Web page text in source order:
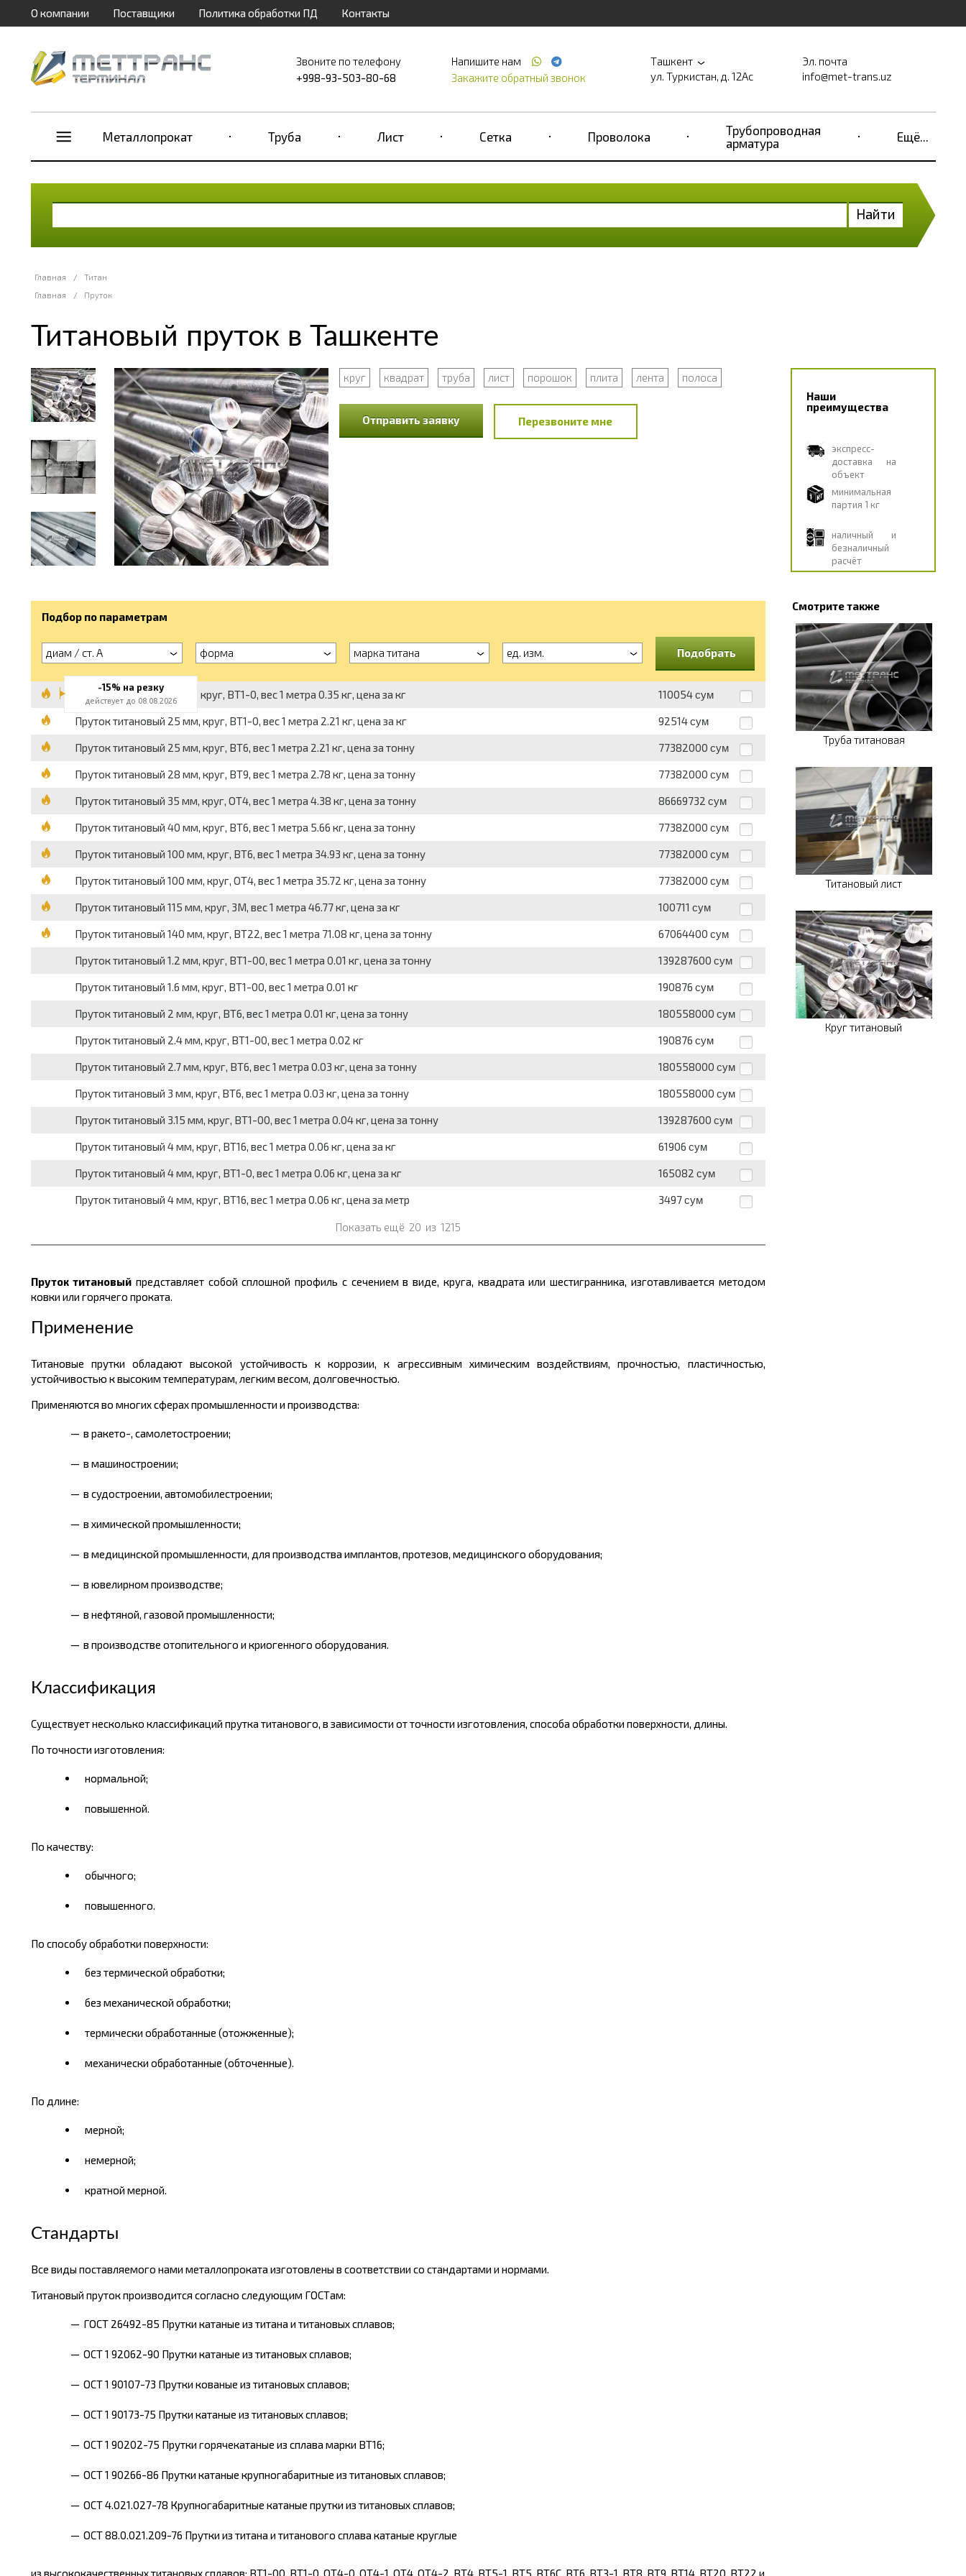
О компании Поставщики Политика обработки ПД Контакты
Звоните по телефону
+998-93-503-80-68
Напишите нам
Закажите обратный звонок
Ташкент
ул. Туркистан, д. 12Ас
Эл. почта
info@met-trans.uz
Металлопрокат Труба Лист Сетка Проволока
Трубопроводная
арматура
Ещё...
Найти
Главная /
Титан
Главная
/ Пруток
Титановый пруток в Ташкенте
круг квадрат труба лист порошок плита лента полоса
Отправить заявку Перезвоните мне
Наши
преимущества
экспресс-
доставка на
объект
минимальная
партия 1 кг
наличный и
безналичный
расчёт
Подбор по параметрам
диам / ст. А форма марка титана ед. изм. Подобрать
Пруток титановый 10 мм, круг, ВТ1-0, вес 1 метра 0.35 кг, цена за кг 110054 сум
Пруток титановый 25 мм, круг, ВТ1-0, вес 1 метра 2.21 кг, цена за кг 92514 сум
Пруток титановый 25 мм, круг, ВТ6, вес 1 метра 2.21 кг, цена за тонну 77382000 сум
Пруток титановый 28 мм, круг, ВТ9, вес 1 метра 2.78 кг, цена за тонну 77382000 сум
Пруток титановый 35 мм, круг, ОТ4, вес 1 метра 4.38 кг, цена за тонну 86669732 сум
Пруток титановый 40 мм, круг, ВТ6, вес 1 метра 5.66 кг, цена за тонну 77382000 сум
Пруток титановый 100 мм, круг, ВТ6, вес 1 метра 34.93 кг, цена за тонну 77382000 сум
Пруток титановый 100 мм, круг, ОТ4, вес 1 метра 35.72 кг, цена за тонну 77382000 сум
Пруток титановый 115 мм, круг, 3М, вес 1 метра 46.77 кг, цена за кг 100711 сум
Пруток титановый 140 мм, круг, ВТ22, вес 1 метра 71.08 кг, цена за тонну 67064400 сум
Пруток титановый 1.2 мм, круг, ВТ1-00, вес 1 метра 0.01 кг, цена за тонну 139287600 сум
Пруток титановый 1.6 мм, круг, ВТ1-00, вес 1 метра 0.01 кг 190876 сум
Пруток титановый 2 мм, круг, ВТ6, вес 1 метра 0.01 кг, цена за тонну 180558000 сум
Пруток титановый 2.4 мм, круг, ВТ1-00, вес 1 метра 0.02 кг 190876 сум
Пруток титановый 2.7 мм, круг, ВТ6, вес 1 метра 0.03 кг, цена за тонну 180558000 сум
Пруток титановый 3 мм, круг, ВТ6, вес 1 метра 0.03 кг, цена за тонну 180558000 сум
Пруток титановый 3.15 мм, круг, ВТ1-00, вес 1 метра 0.04 кг, цена за тонну 139287600 сум
Пруток титановый 4 мм, круг, ВТ16, вес 1 метра 0.06 кг, цена за кг 61906 сум
Пруток титановый 4 мм, круг, ВТ1-0, вес 1 метра 0.06 кг, цена за кг 165082 сум
Пруток титановый 4 мм, круг, ВТ16, вес 1 метра 0.06 кг, цена за метр 3497 сум
Показать ещё 20 из 1215
Пруток титановый представляет собой сплошной профиль с сечением в виде, круга, квадрата или шестигранника, изготавливается методом
ковки или горячего проката.
Применение
Титановые прутки обладают высокой устойчивость к коррозии, к агрессивным химическим воздействиям, прочностью, пластичностью,
устойчивостью к высоким температурам, легким весом, долговечностью.
Применяются во многих сферах промышленности и производства:
в ракето-, самолетостроении;
в машиностроении;
в судостроении, автомобилестроении;
в химической промышленности;
в медицинской промышленности, для производства имплантов, протезов, медицинского оборудования;
в ювелирном производстве;
в нефтяной, газовой промышленности;
в производстве отопительного и криогенного оборудования.
Классификация
Существует несколько классификаций прутка титанового, в зависимости от точности изготовления, способа обработки поверхности, длины.
По точности изготовления:
нормальной;
повышенной.
По качеству:
обычного;
повышенного.
По способу обработки поверхности:
без термической обработки;
без механической обработки;
термически обработанные (отожженные);
механически обработанные (обточенные).
По длине:
мерной;
немерной;
кратной мерной.
Стандарты
Все виды поставляемого нами металлопроката изготовлены в соответствии со стандартами и нормами.
Титановый пруток производится согласно следующим ГОСТам:
ГОСТ 26492-85 Прутки катаные из титана и титановых сплавов;
OCT 1 92062-90 Прутки катаные из титановых сплавов;
ОСТ 1 90107-73 Прутки кованые из титановых сплавов;
ОСТ 1 90173-75 Прутки катаные из титановых сплавов;
ОСТ 1 90202-75 Прутки горячекатаные из сплава марки ВТ16;
ОСТ 1 90266-86 Прутки катаные крупногабаритные из титановых сплавов;
ОСТ 4.021.027-78 Крупногабаритные катаные прутки из титановых сплавов;
ОСТ 88.0.021.209-76 Прутки из титана и титанового сплава катаные круглые
из высококачественных титановых сплавов: ВТ1-00, ВТ1-0, ОТ4-0, ОТ4-1, ОТ4, ОТ4-2, ВТ4, BT5-1, ВТ5, ВТ6С, ВТ6, ВТЗ-1, ВТ8, ВТ9, ВТ14, ВТ20, ВТ22 и
Смотрите также
Труба титановая
Титановый лист
Круг титановый
-15% на резку
действует до 08.08.2026